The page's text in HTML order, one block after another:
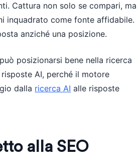
Cattura non solo se compari, ma
inquadrato come fonte affidabile.
anziché una posizione.
posizionarsi bene nella ricerca
AI, perché il motore
dalla ricerca AI alle risposte
alla SEO